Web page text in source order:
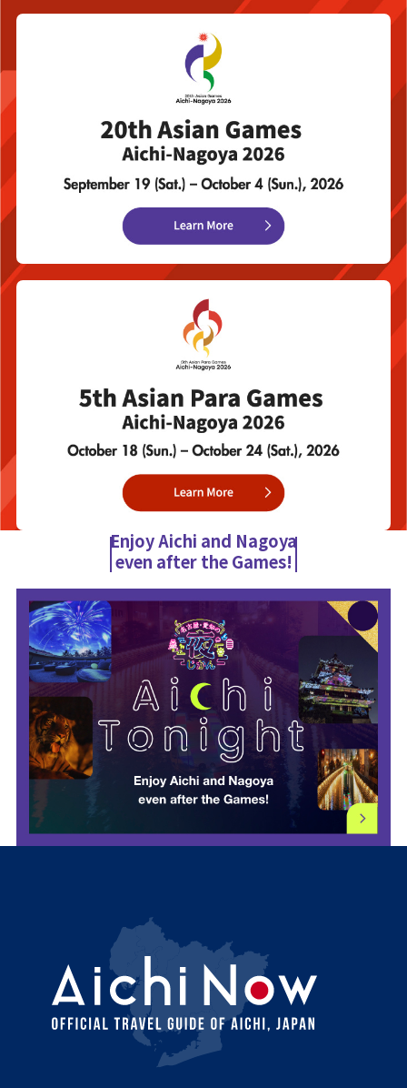
Enjoy Aichi and Nagoya
even after the Games!